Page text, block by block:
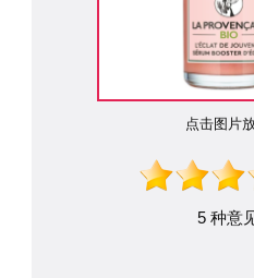
点击图片
5 种意